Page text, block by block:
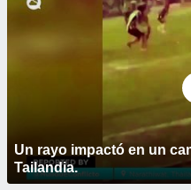
Un rayo impactó en un
Tailandia.